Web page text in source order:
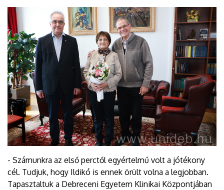
- Számunkra az első perctől egyértelmű volt a jótékony
cél. Tudjuk, hogy Ildikó is ennek örült volna a legjobban.
Tapasztaltuk a Debreceni Egyetem Klinikai Központjában